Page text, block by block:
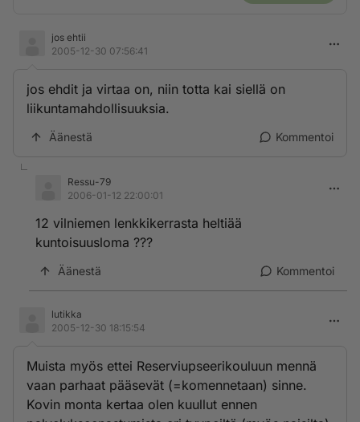
jos ehtii
2005-12-30 07:56:41
jos ehdit ja virtaa on, niin totta kai siellä on
liikuntamahdollisuuksia.
Äänestä Kommentoi
Ressu-79
2006-01-12 22:00:01
12 vilniemen lenkkikerrasta heltiää
kuntoisuusloma ???
Äänestä Kommentoi
lutikka
2005-12-30 18:15:54
Muista myös ettei Reserviupseerikouluun mennä
vaan parhaat pääsevät (=komennetaan) sinne.
Kovin monta kertaa olen kuullut ennen